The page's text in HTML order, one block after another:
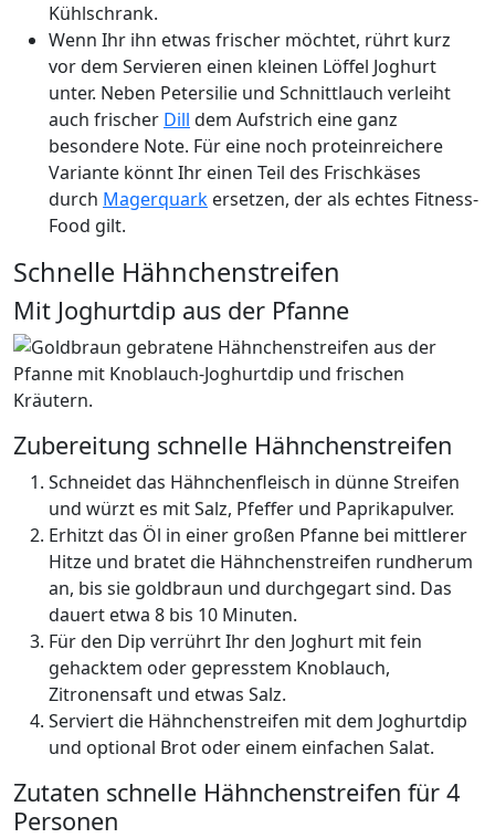
Kühlschrank.
Wenn Ihr ihn etwas frischer möchtet, rührt kurz
vor dem Servieren einen kleinen Löffel Joghurt
unter. Neben Petersilie und Schnittlauch verleiht
auch frischer Dill dem Aufstrich eine ganz
besondere Note. Für eine noch proteinreichere
Variante könnt Ihr einen Teil des Frischkäses
durch Magerquark ersetzen, der als echtes Fitness-
Food gilt.
Schnelle Hähnchenstreifen
Mit Joghurtdip aus der Pfanne
Zubereitung schnelle Hähnchenstreifen
Schneidet das Hähnchenfleisch in dünne Streifen
und würzt es mit Salz, Pfeffer und Paprikapulver.
Erhitzt das Öl in einer großen Pfanne bei mittlerer
Hitze und bratet die Hähnchenstreifen rundherum
an, bis sie goldbraun und durchgegart sind. Das
dauert etwa 8 bis 10 Minuten.
Für den Dip verrührt Ihr den Joghurt mit fein
gehacktem oder gepresstem Knoblauch,
Zitronensaft und etwas Salz.
Serviert die Hähnchenstreifen mit dem Joghurtdip
und optional Brot oder einem einfachen Salat.
Zutaten schnelle Hähnchenstreifen für 4
Personen